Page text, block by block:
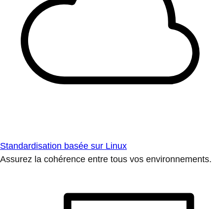
Standardisation basée sur Linux
Assurez la cohérence entre tous vos environnements.